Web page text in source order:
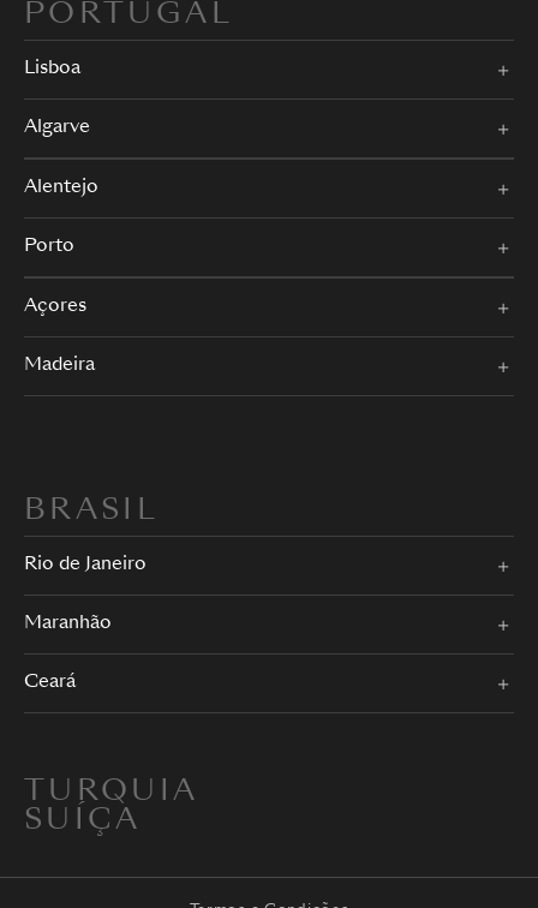
PORTUGAL
Lisboa
Algarve
Alentejo
Porto
Açores
Madeira
BRASIL
Rio de Janeiro
Maranhão
Ceará
TURQUIA
SUÍÇA